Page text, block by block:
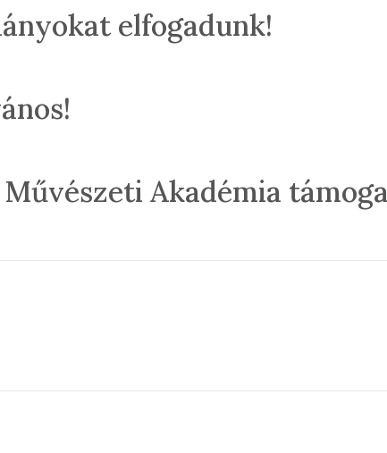
elfogadunk!
Akadémia